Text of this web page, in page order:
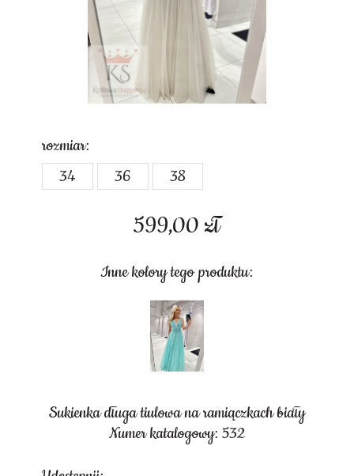
599,00 zł
Inne kolory tego produktu:
rozmiar:
34
36 38
Sukienka długa tiulowa na ramiączkach biały
Numer katalogowy: 532